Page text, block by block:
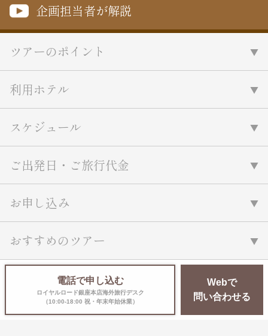
専任ガイド・講師同行の旅
航空）
企画担当者が解説
ツアーのポイント
利用ホテル
スケジュール
ご出発日・ご旅行代金
お申し込み
おすすめのツアー
電話で申し込む
ロイヤルロード銀座本店海外旅行デスク
（10:00-18:00 祝・年末年始休業）
Webで
問い合わせる